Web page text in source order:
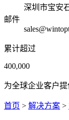
深圳市宝安
邮件
累计超过
400,000
为全球企业客户
首页 > 解决方案 >